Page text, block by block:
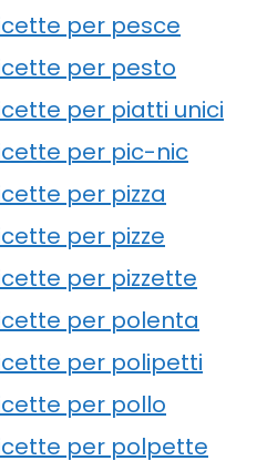
per pesce
per pesto
per piatti unici
per pic-nic
per pizza
per pizze
per pizzette
per polenta
per polipetti
per pollo
per polpette